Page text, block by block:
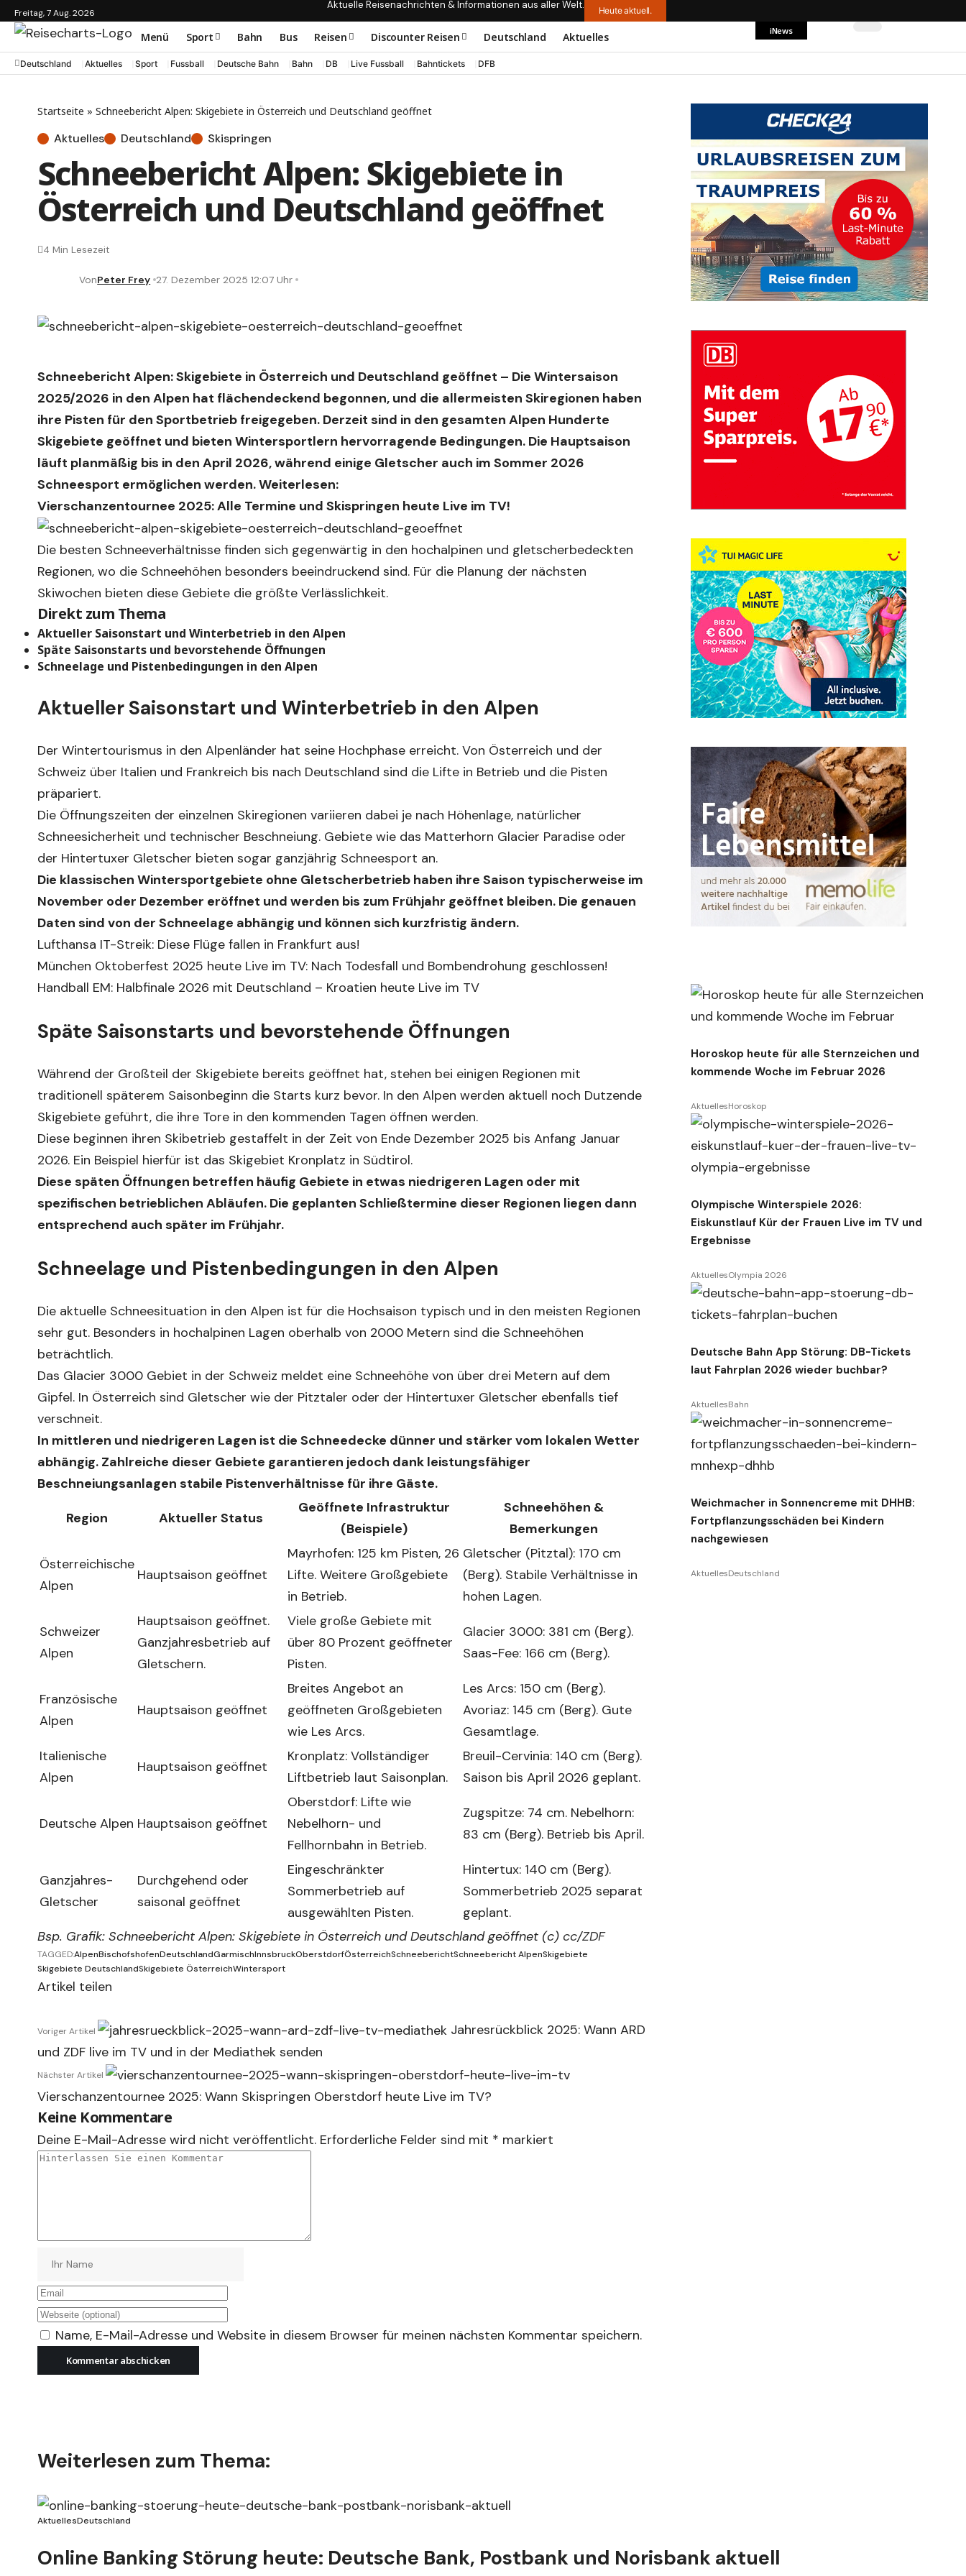
Freitag, 7 Aug. 2026
Aktuelle Reisenachrichten & Informationen aus aller Welt. Heute aktuell.
Menü Sport Bahn Bus Reisen Discounter Reisen Deutschland Aktuelles iNews
Deutschland Aktuelles Sport Fussball Deutsche Bahn Bahn DB Live Fussball Bahntickets DFB
Startseite » Schneebericht Alpen: Skigebiete in Österreich und Deutschland geöffnet
Aktuelles Deutschland Skispringen
Schneebericht Alpen: Skigebiete in
Österreich und Deutschland geöffnet
VonPeter Frey 27. Dezember 2025 12:07 Uhr
4 Min Lesezeit
Schneebericht Alpen: Skigebiete in Österreich und Deutschland geöffnet – Die Wintersaison
2025/2026 in den Alpen hat flächendeckend begonnen, und die allermeisten Skiregionen haben
ihre Pisten für den Sportbetrieb freigegeben. Derzeit sind in den gesamten Alpen Hunderte
Skigebiete geöffnet und bieten Wintersportlern hervorragende Bedingungen. Die Hauptsaison
läuft planmäßig bis in den April 2026, während einige Gletscher auch im Sommer 2026
Schneesport ermöglichen werden. Weiterlesen:
Vierschanzentournee 2025: Alle Termine und Skispringen heute Live im TV!
Die besten Schneeverhältnisse finden sich gegenwärtig in den hochalpinen und gletscherbedeckten
Regionen, wo die Schneehöhen besonders beeindruckend sind. Für die Planung der nächsten
Skiwochen bieten diese Gebiete die größte Verlässlichkeit.
Direkt zum Thema
Aktueller Saisonstart und Winterbetrieb in den Alpen
Späte Saisonstarts und bevorstehende Öffnungen
Schneelage und Pistenbedingungen in den Alpen
Aktueller Saisonstart und Winterbetrieb in den Alpen
Der Wintertourismus in den Alpenländer hat seine Hochphase erreicht. Von Österreich und der
Schweiz über Italien und Frankreich bis nach Deutschland sind die Lifte in Betrieb und die Pisten
präpariert.
Die Öffnungszeiten der einzelnen Skiregionen variieren dabei je nach Höhenlage, natürlicher
Schneesicherheit und technischer Beschneiung. Gebiete wie das Matterhorn Glacier Paradise oder
der Hintertuxer Gletscher bieten sogar ganzjährig Schneesport an.
Die klassischen Wintersportgebiete ohne Gletscherbetrieb haben ihre Saison typischerweise im
November oder Dezember eröffnet und werden bis zum Frühjahr geöffnet bleiben. Die genauen
Daten sind von der Schneelage abhängig und können sich kurzfristig ändern.
Lufthansa IT-Streik: Diese Flüge fallen in Frankfurt aus!
München Oktoberfest 2025 heute Live im TV: Nach Todesfall und Bombendrohung geschlossen!
Handball EM: Halbfinale 2026 mit Deutschland – Kroatien heute Live im TV
Späte Saisonstarts und bevorstehende Öffnungen
Während der Großteil der Skigebiete bereits geöffnet hat, stehen bei einigen Regionen mit
traditionell späterem Saisonbeginn die Starts kurz bevor. In den Alpen werden aktuell noch Dutzende
Skigebiete geführt, die ihre Tore in den kommenden Tagen öffnen werden.
Diese beginnen ihren Skibetrieb gestaffelt in der Zeit von Ende Dezember 2025 bis Anfang Januar
2026. Ein Beispiel hierfür ist das Skigebiet Kronplatz in Südtirol.
Diese späten Öffnungen betreffen häufig Gebiete in etwas niedrigeren Lagen oder mit
spezifischen betrieblichen Abläufen. Die geplanten Schließtermine dieser Regionen liegen dann
entsprechend auch später im Frühjahr.
Schneelage und Pistenbedingungen in den Alpen
Die aktuelle Schneesituation in den Alpen ist für die Hochsaison typisch und in den meisten Regionen
sehr gut. Besonders in hochalpinen Lagen oberhalb von 2000 Metern sind die Schneehöhen
beträchtlich.
Das Glacier 3000 Gebiet in der Schweiz meldet eine Schneehöhe von über drei Metern auf dem
Gipfel. In Österreich sind Gletscher wie der Pitztaler oder der Hintertuxer Gletscher ebenfalls tief
verschneit.
In mittleren und niedrigeren Lagen ist die Schneedecke dünner und stärker vom lokalen Wetter
abhängig. Zahlreiche dieser Gebiete garantieren jedoch dank leistungsfähiger
Beschneiungsanlagen stabile Pistenverhältnisse für ihre Gäste.
Region
Aktueller Status
Geöffnete Infrastruktur
(Beispiele)
Schneehöhen &
Bemerkungen
Österreichische
Alpen
Hauptsaison geöffnet
Mayrhofen: 125 km Pisten, 26
Lifte. Weitere Großgebiete
in Betrieb.
Gletscher (Pitztal): 170 cm
(Berg). Stabile Verhältnisse in
hohen Lagen.
Schweizer
Alpen
Hauptsaison geöffnet.
Ganzjahresbetrieb auf
Gletschern.
Viele große Gebiete mit
über 80 Prozent geöffneter
Pisten.
Glacier 3000: 381 cm (Berg).
Saas-Fee: 166 cm (Berg).
Französische
Alpen
Hauptsaison geöffnet
Breites Angebot an
geöffneten Großgebieten
wie Les Arcs.
Les Arcs: 150 cm (Berg).
Avoriaz: 145 cm (Berg). Gute
Gesamtlage.
Italienische
Alpen
Hauptsaison geöffnet
Kronplatz: Vollständiger
Liftbetrieb laut Saisonplan.
Breuil-Cervinia: 140 cm (Berg).
Saison bis April 2026 geplant.
Deutsche Alpen Hauptsaison geöffnet
Oberstdorf: Lifte wie
Nebelhorn- und
Fellhornbahn in Betrieb.
Zugspitze: 74 cm. Nebelhorn:
83 cm (Berg). Betrieb bis April.
Ganzjahres-
Gletscher
Durchgehend oder
saisonal geöffnet
Eingeschränkter
Sommerbetrieb auf
ausgewählten Pisten.
Hintertux: 140 cm (Berg).
Sommerbetrieb 2025 separat
geplant.
Bsp. Grafik: Schneebericht Alpen: Skigebiete in Österreich und Deutschland geöffnet (c) cc/ZDF
TAGGED:AlpenBischofshofenDeutschlandGarmischInnsbruckOberstdorfÖsterreichSchneeberichtSchneebericht AlpenSkigebiete
Skigebiete DeutschlandSkigebiete ÖsterreichWintersport
Artikel teilen
Voriger Artikel
Jahresrückblick 2025: Wann ARD
und ZDF live im TV und in der Mediathek senden
Nächster Artikel
Vierschanzentournee 2025: Wann Skispringen Oberstdorf heute Live im TV?
Keine Kommentare
Deine E-Mail-Adresse wird nicht veröffentlicht. Erforderliche Felder sind mit * markiert
Name, E-Mail-Adresse und Website in diesem Browser für meinen nächsten Kommentar speichern.
Horoskop heute für alle Sternzeichen und
kommende Woche im Februar 2026
AktuellesHoroskop
Olympische Winterspiele 2026:
Eiskunstlauf Kür der Frauen Live im TV und
Ergebnisse
AktuellesOlympia 2026
Deutsche Bahn App Störung: DB-Tickets
laut Fahrplan 2026 wieder buchbar?
AktuellesBahn
Weichmacher in Sonnencreme mit DHHB:
Fortpflanzungsschäden bei Kindern
nachgewiesen
AktuellesDeutschland
Weiterlesen zum Thema:
AktuellesDeutschland
Online Banking Störung heute: Deutsche Bank, Postbank und Norisbank aktuell